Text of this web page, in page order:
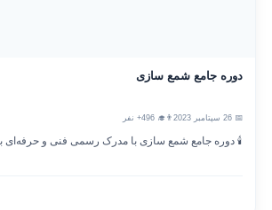
دوره جامع شمع سازی
👨‍🎓 496+ نفر
🕯️ دوره جامع شمع سازی با مدرک رسمی فنی و حرفه‌ای با...